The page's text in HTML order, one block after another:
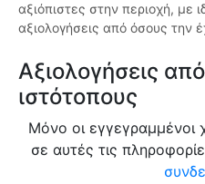
αξιόπιστες στην περιοχή, με
αξιολογήσεις από όσους την
Αξιολογήσεις
ιστότοπους
Μόνο οι
σε αυτές τις